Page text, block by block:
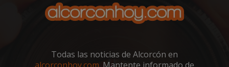
Todas las noticias de Alcorcón en